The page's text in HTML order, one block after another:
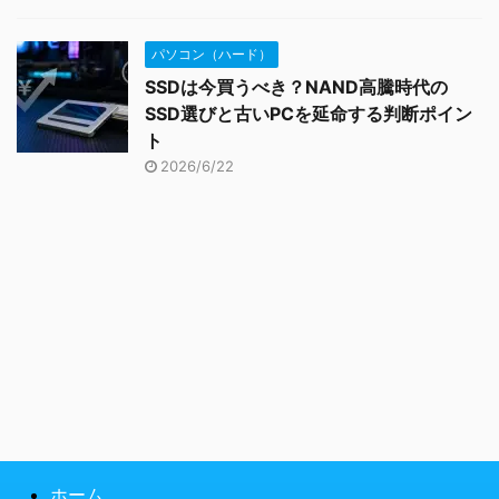
パソコン（ハード）
SSDは今買うべき？NAND高騰時代の
SSD選びと古いPCを延命する判断ポイン
ト
2026/6/22
ホーム